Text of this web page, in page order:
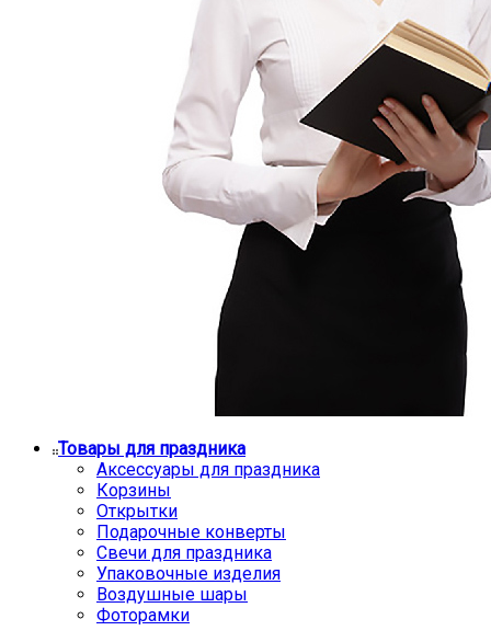
Товары для праздника
Аксессуары для праздника
Корзины
Открытки
Подарочные конверты
Свечи для праздника
Упаковочные изделия
Воздушные шары
Фоторамки